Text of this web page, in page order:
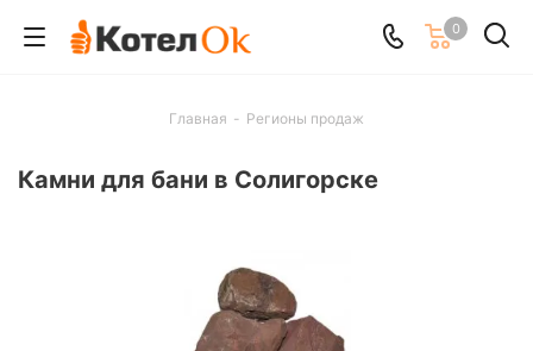
0
Главная - Регионы продаж
Камни для бани в Солигорске